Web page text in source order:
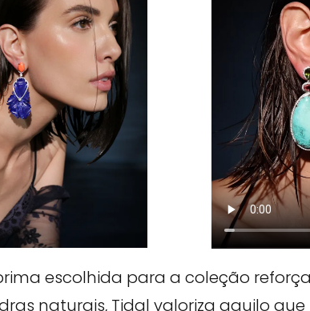
escolhida para a coleção
naturais, Tidal valoriza aquilo